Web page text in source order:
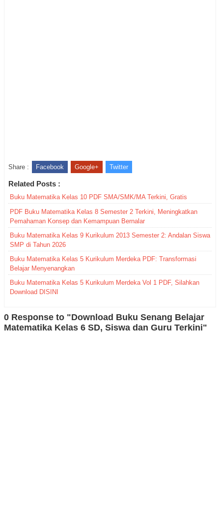
Share : Facebook Google+ Twitter
Related Posts :
Buku Matematika Kelas 10 PDF SMA/SMK/MA Terkini, Gratis
PDF Buku Matematika Kelas 8 Semester 2 Terkini, Meningkatkan
Pemahaman Konsep dan Kemampuan Bernalar
Buku Matematika Kelas 9 Kurikulum 2013 Semester 2: Andalan Siswa
SMP di Tahun 2026
Buku Matematika Kelas 5 Kurikulum Merdeka PDF: Transformasi
Belajar Menyenangkan
Buku Matematika Kelas 5 Kurikulum Merdeka Vol 1 PDF, Silahkan
Download DISINI
0 Response to "Download Buku Senang Belajar
Matematika Kelas 6 SD, Siswa dan Guru Terkini"